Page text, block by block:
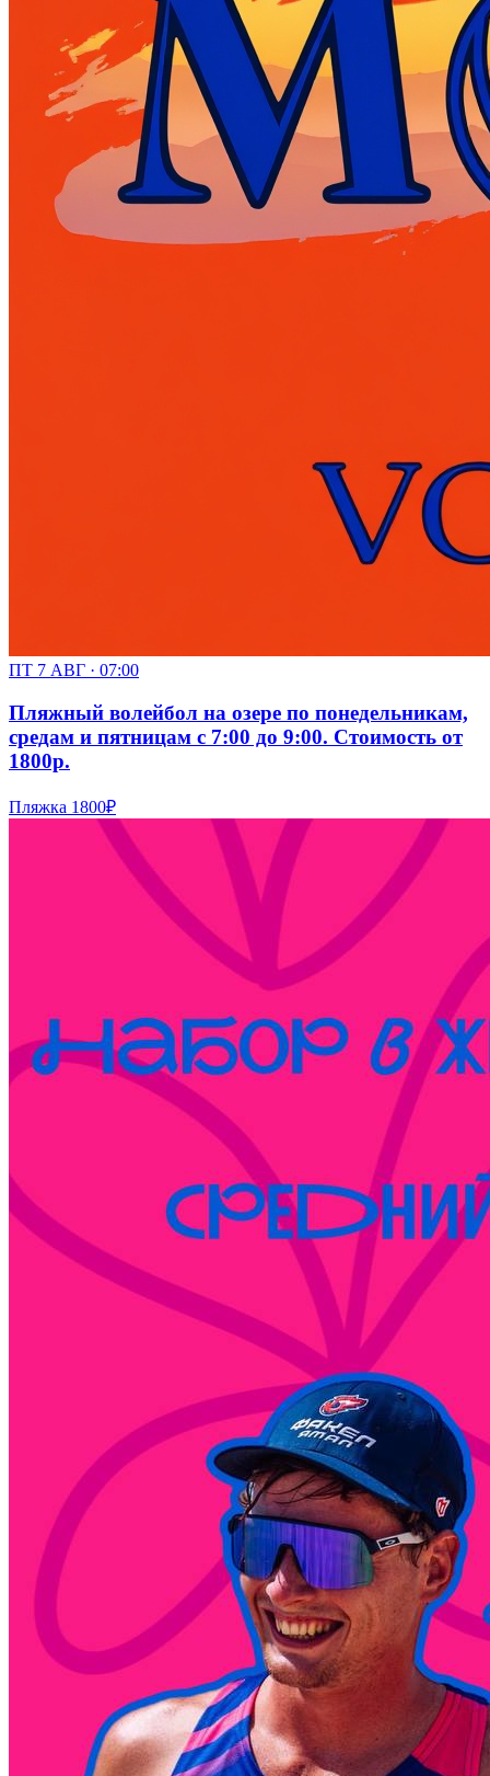
ПТ 7 АВГ · 07:00
Пляжный волейбол на озере по понедельникам,
средам и пятницам с 7:00 до 9:00. Стоимость от
1800р.
Пляжка 1800₽